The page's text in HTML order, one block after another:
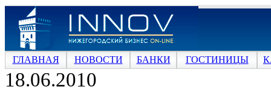
ГЛАВНАЯ НОВОСТИ БАНКИ ГОСТИНИЦЫ
18.06.2010